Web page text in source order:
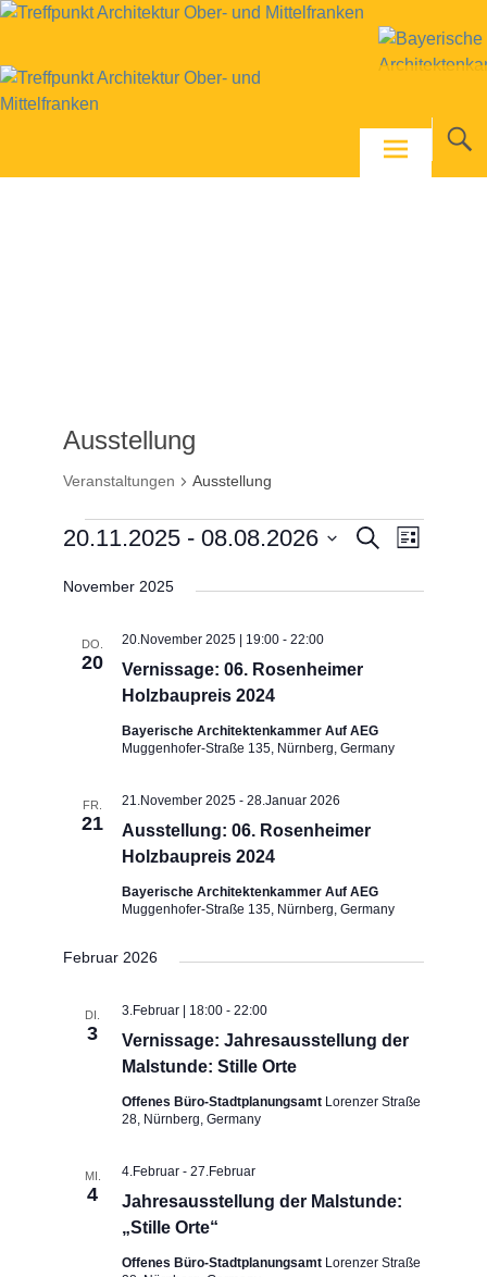
Skip
content
Ausstellung
Veranstaltungen Ausstellung
Veranstaltungen
und
Suche
Liste
20.11.2025 - 08.08.2026
wählen.
November 2025
DO.
20
Vernissage: 06. Rosenheimer
Holzbaupreis 2024
20.November 2025 | 19:00 -22:00
Bayerische Architektenkammer Auf AEG
Muggenhofer-Straße 135, Nürnberg, Germany
FR.
21
Ausstellung: 06. Rosenheimer
Holzbaupreis 2024
21.November 2025 -28.Januar 2026
Bayerische Architektenkammer Auf AEG
Muggenhofer-Straße 135, Nürnberg, Germany
Februar 2026
DI.
3
Vernissage: Jahresausstellung der
Malstunde: Stille Orte
3.Februar | 18:00 -22:00
Offenes Büro-Stadtplanungsamt Lorenzer Straße
28, Nürnberg, Germany
MI.
4
Jahresausstellung der Malstunde:
„Stille Orte“
4.Februar -27.Februar
Offenes Büro-Stadtplanungsamt Lorenzer Straße